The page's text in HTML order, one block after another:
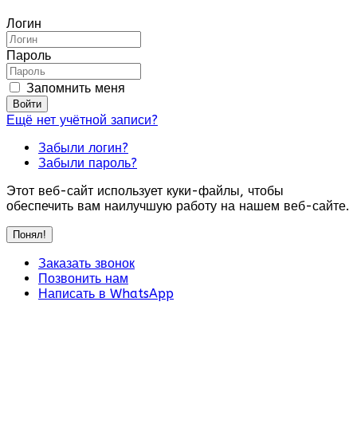
Логин
Пароль
Запомнить меня
Войти
Ещё нет учётной записи?
Забыли логин?
Забыли пароль?
Этот веб-сайт использует куки-файлы, чтобы
обеспечить вам наилучшую работу на нашем веб-сайте.
Понял!
Заказать звонок
Позвонить нам
Написать в WhatsApp